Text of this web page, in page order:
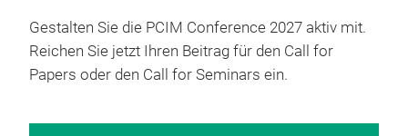
Gestalten Sie die PCIM Conference 2027 aktiv mit.
Reichen Sie jetzt Ihren Beitrag für den Call for
Papers oder den Call for Seminars ein.